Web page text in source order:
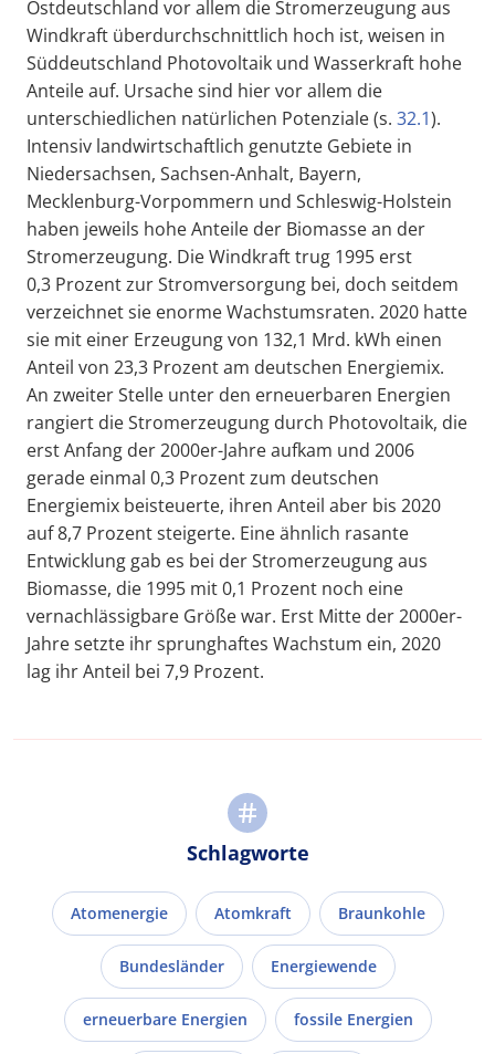
Ostdeutschland vor allem die Stromerzeugung aus
Windkraft überdurchschnittlich hoch ist, weisen in
Süddeutschland Photovoltaik und Wasserkraft hohe
Anteile auf. Ursache sind hier vor allem die
unterschiedlichen natürlichen Potenziale (s. 32.1).
Intensiv landwirtschaftlich genutzte Gebiete in
Niedersachsen, Sachsen-Anhalt, Bayern,
Mecklenburg-Vorpommern und Schleswig-Holstein
haben jeweils hohe Anteile der Biomasse an der
Stromerzeugung. Die Windkraft trug 1995 erst
0,3 Prozent zur Stromversorgung bei, doch seitdem
verzeichnet sie enorme Wachstumsraten. 2020 hatte
sie mit einer Erzeugung von 132,1 Mrd. kWh einen
Anteil von 23,3 Prozent am deutschen Energiemix.
An zweiter Stelle unter den erneuerbaren Energien
rangiert die Stromerzeugung durch Photovoltaik, die
erst Anfang der 2000er-Jahre aufkam und 2006
gerade einmal 0,3 Prozent zum deutschen
Energiemix beisteuerte, ihren Anteil aber bis 2020
auf 8,7 Prozent steigerte. Eine ähnlich rasante
Entwicklung gab es bei der Stromerzeugung aus
Biomasse, die 1995 mit 0,1 Prozent noch eine
vernachlässigbare Größe war. Erst Mitte der 2000er-
Jahre setzte ihr sprunghaftes Wachstum ein, 2020
lag ihr Anteil bei 7,9 Prozent.
Schlagworte
Atomenergie Atomkraft Braunkohle
Bundesländer Energiewende
erneuerbare Energien fossile Energien